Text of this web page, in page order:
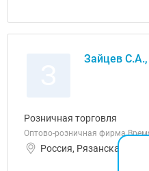
Зайцев
Розничная торговля
Оптово-розничная фирма
Россия, Рязанская